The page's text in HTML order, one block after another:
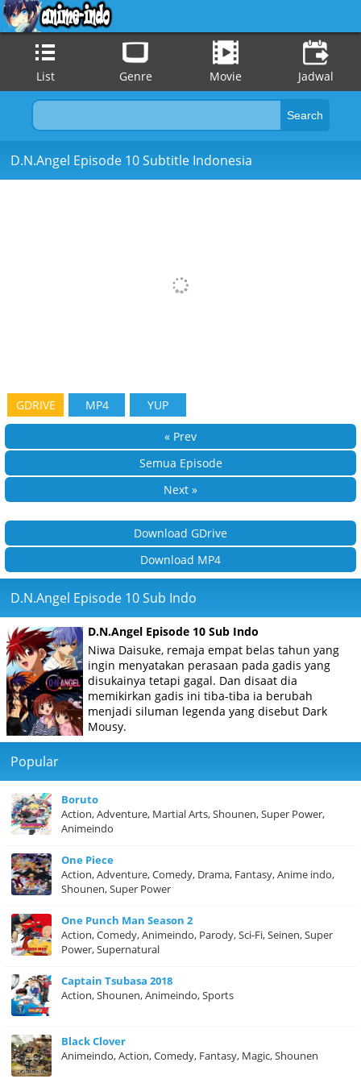
List Genre Movie Jadwal
D.N.Angel Episode 10 Subtitle Indonesia
GDRIVE MP4 YUP
« Prev
Semua Episode
Next »
Download GDrive
Download MP4
D.N.Angel Episode 10 Sub Indo
D.N.Angel Episode 10 Sub Indo
Niwa Daisuke, remaja empat belas tahun yang
ingin menyatakan perasaan pada gadis yang
disukainya tetapi gagal. Dan disaat dia
memikirkan gadis ini tiba-tiba ia berubah
menjadi siluman legenda yang disebut Dark
Mousy.
Popular
Boruto
Action, Adventure, Martial Arts, Shounen, Super Power,
Animeindo
One Piece
Action, Adventure, Comedy, Drama, Fantasy, Anime indo,
Shounen, Super Power
One Punch Man Season 2
Action, Comedy, Animeindo, Parody, Sci-Fi, Seinen, Super
Power, Supernatural
Captain Tsubasa 2018
Action, Shounen, Animeindo, Sports
Black Clover
Animeindo, Action, Comedy, Fantasy, Magic, Shounen